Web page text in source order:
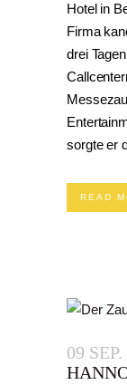
Hotel in
Firma
drei
sorgte er
READ
09 SEP.